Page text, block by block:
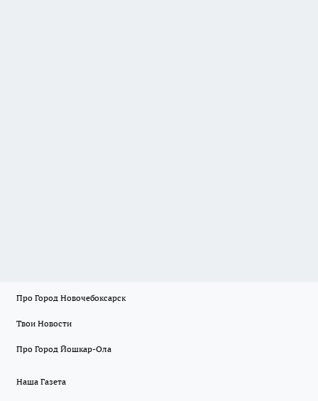
Про Город Новочебоксарск
Твои Новости
Про Город Йошкар-Ола
Наша Газета